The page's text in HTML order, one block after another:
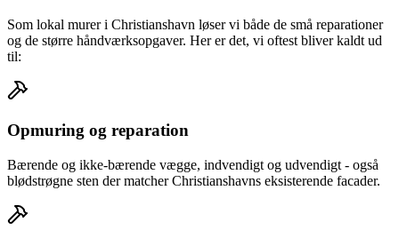
Som lokal murer i Christianshavn løser vi både de små reparationer
og de større håndværksopgaver. Her er det, vi oftest bliver kaldt ud
til:
Opmuring og reparation
Bærende og ikke-bærende vægge, indvendigt og udvendigt - også
blødstrøgne sten der matcher Christianshavns eksisterende facader.